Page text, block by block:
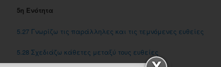
5η Ενότητα
5.27 Γνωρίζω τις παράλληλες και τις τεμνόμενες ευθείες
5.28 Σχεδιάζω κάθετες μεταξύ τους ευθείες